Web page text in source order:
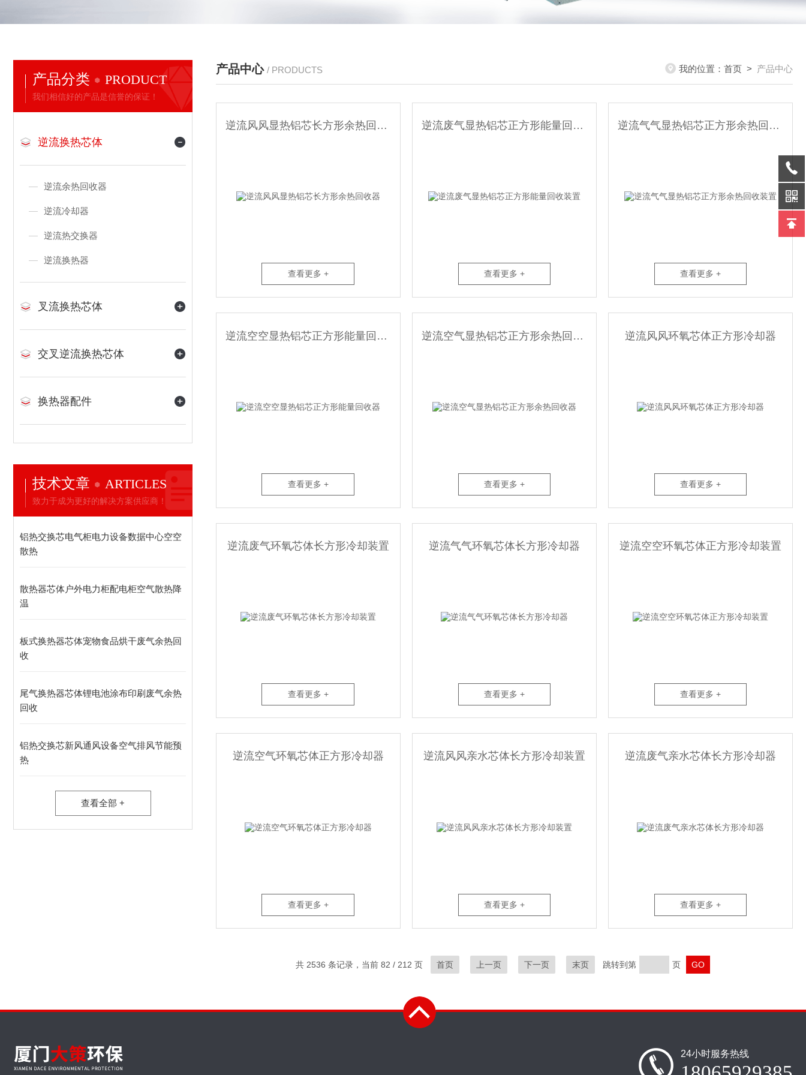
产品分类 PRODUCT
我们相信好的产品是信誉的保证！
逆流换热芯体
逆流余热回收器
逆流冷却器
逆流热交换器
逆流换热器
叉流换热芯体
交叉逆流换热芯体
换热器配件
技术文章 ARTICLES
致力于成为更好的解决方案供应商！
铝热交换芯电气柜电力设备数据中心空空
散热
散热器芯体户外电力柜配电柜空气散热降
温
板式换热器芯体宠物食品烘干废气余热回
收
尾气换热器芯体锂电池涂布印刷废气余热
回收
铝热交换芯新风通风设备空气排风节能预
热
查看全部 +
产品中心 / PRODUCTS 我的位置： 首页 > 产品中心
逆流风风显热铝芯长方形余热回收器
查看更多 +
逆流废气显热铝芯正方形能量回收装置
查看更多 +
逆流气气显热铝芯正方形余热回收装置
查看更多 +
逆流空空显热铝芯正方形能量回收器
查看更多 +
逆流空气显热铝芯正方形余热回收器
查看更多 +
逆流风风环氧芯体正方形冷却器
查看更多 +
逆流废气环氧芯体长方形冷却装置
查看更多 +
逆流气气环氧芯体长方形冷却器
查看更多 +
逆流空空环氧芯体正方形冷却装置
查看更多 +
逆流空气环氧芯体正方形冷却器
查看更多 +
逆流风风亲水芯体长方形冷却装置
查看更多 +
逆流废气亲水芯体长方形冷却器
查看更多 +
共 2536 条记录，当前 82 / 212 页 首页 上一页 下一页 末页 跳转到第 页
24小时服务热线